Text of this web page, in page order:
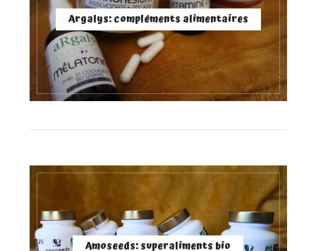
Argalys: compléments alimentaires
Amoseeds: superaliments bio